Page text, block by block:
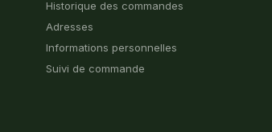
Historique des commandes
Adresses
Informations personnelles
Suivi de commande